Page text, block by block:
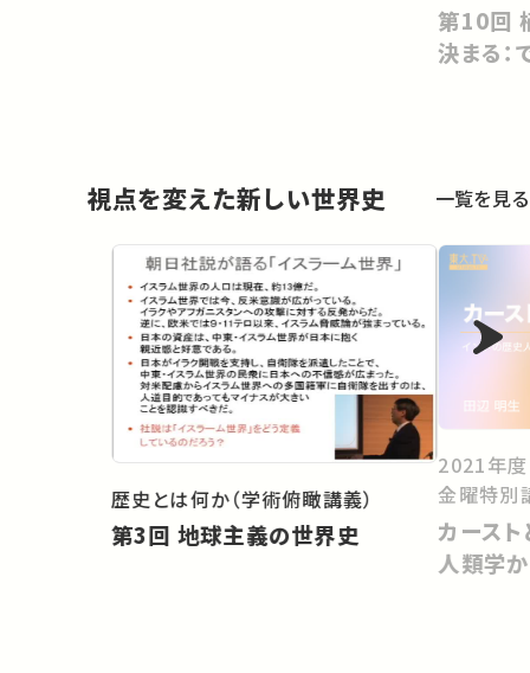
第10回 植物の＜見かけ＞はどう
決まる：
視点を変えた新しい世界史 一覧を見る
歴史とは何か（学術俯瞰講義）
第3回 地球主義の世界史
2021年度
金曜特別
カースト
人類学